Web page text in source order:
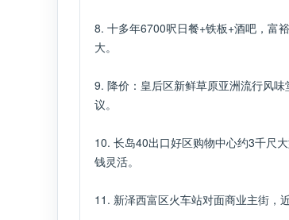
8. 十多年6700呎日餐+铁板​+酒吧，富
大。
9. ​降价：皇后区新鲜草原亚洲流行风
议。
10. 长岛40出口好区购物中心约3千尺
钱灵活。
11. 新泽西富区火车站对面商业主街，